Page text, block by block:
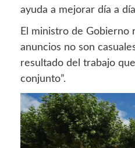
ayuda a mejorar día a
El ministro de Gobierno
anuncios no son
resultado del trabajo
conjunto”.